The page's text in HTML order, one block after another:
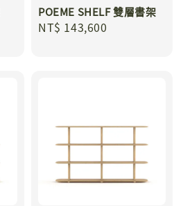
POEME SHELF 雙層書架
Regular
NT$ 143,600